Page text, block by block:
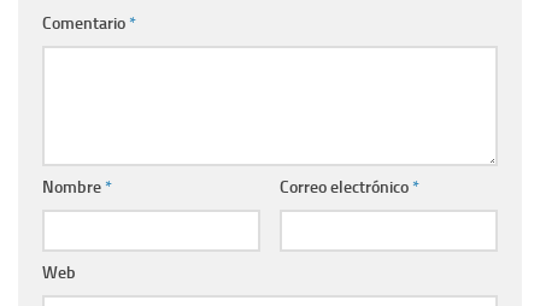
Comentario*
Nombre* Correo electrónico*
Web